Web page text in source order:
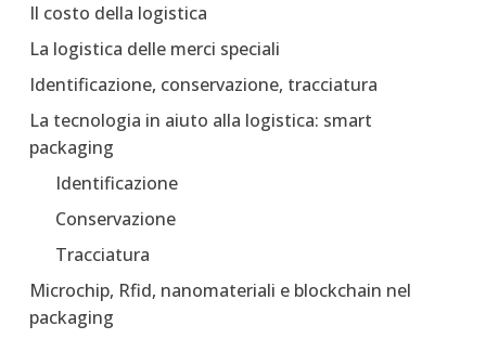
Il costo della logistica
La logistica delle merci speciali
Identificazione, conservazione, tracciatura
La tecnologia in aiuto alla logistica: smart
packaging
Identificazione
Conservazione
Tracciatura
Microchip, Rfid, nanomateriali e blockchain nel
packaging